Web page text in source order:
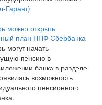
Гарант)
можно открыть
план НПФ Сбербанка
могут начать
пенсию в
банка в разделе
возможность
пенсионного